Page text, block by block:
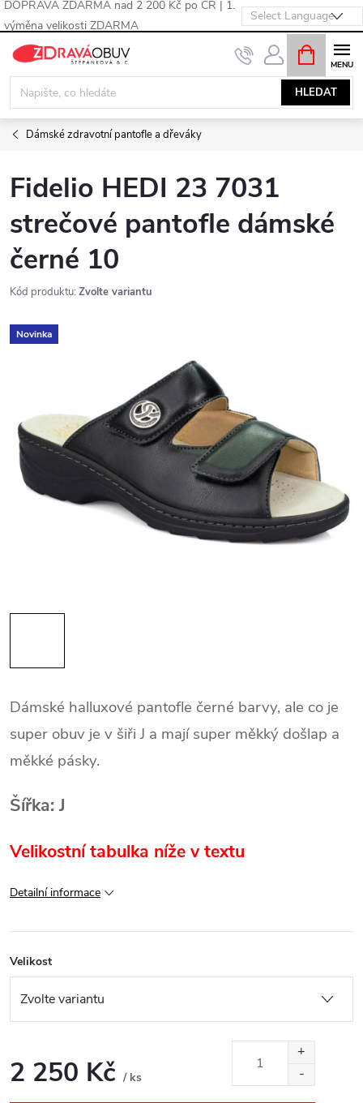
DOPRAVA ZDARMA nad 2 200 Kč po ČR | 1.
výměna velikosti ZDARMA
Přejít
obsah
HLEDAT
NÁKUPNÍ
KOŠÍK
Dámské zdravotní pantofle a dřeváky
Fidelio HEDI 23 7031
strečové pantofle dámské
černé 10
Kód produktu: Zvolte variantu
Novinka
Dámské halluxové pantofle černé barvy, ale co je
super obuv je v šiři J a mají super měkký došlap a
měkké pásky.
Šířka: J
Velikostní tabulka níže v textu
Detailní informace
Velikost
2 250 Kč / ks